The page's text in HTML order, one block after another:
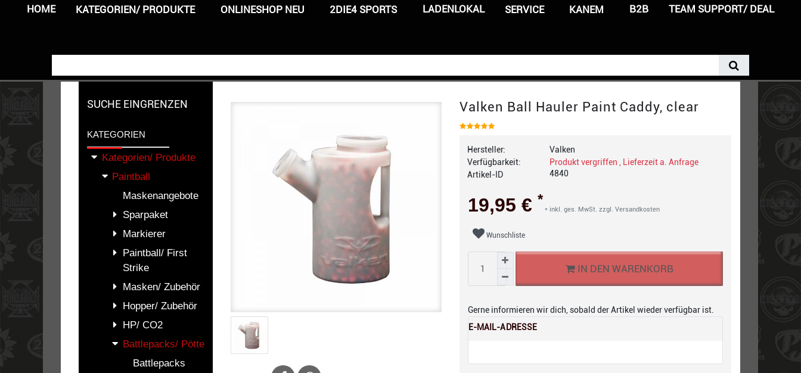
HOME KATEGORIEN/ PRODUKTE ONLINESHOP NEU 2DIE4 SPORTS LADENLOKAL SERVICE KANEM B2B TEAM SUPPORT/ DEAL
SUCHE EINGRENZEN
KATEGORIEN
Kategorien/ Produkte
Paintball
Maskenangebote
Sparpaket
Markierer
Paintball/ First
Strike
Masken/ Zubehör
Hopper/ Zubehör
HP/ CO2
Battlepacks/ Pötte
Battlepacks
Valken Ball Hauler Paint Caddy, clear
Hersteller:
Verfügbarkeit:
Artikel-ID
Valken
Produkt vergriffen , Lieferzeit a. Anfrage
4840
19,95 € *
* inkl. ges. MwSt. zzgl. Versandkosten
Wunschliste
IN DEN WARENKORB
Gerne informieren wir dich, sobald der Artikel wieder verfügbar ist.
E-MAIL-ADRESSE